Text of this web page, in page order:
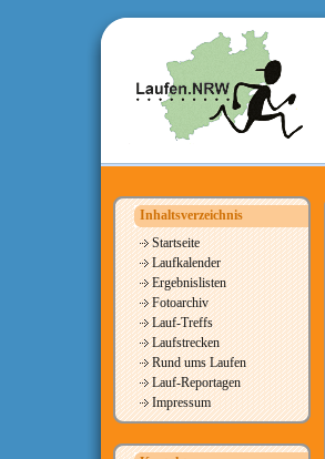
Inhaltsverzeichnis
Startseite
Laufkalender
Ergebnislisten
Fotoarchiv
Lauf-Treffs
Laufstrecken
Rund ums Laufen
Lauf-Reportagen
Impressum